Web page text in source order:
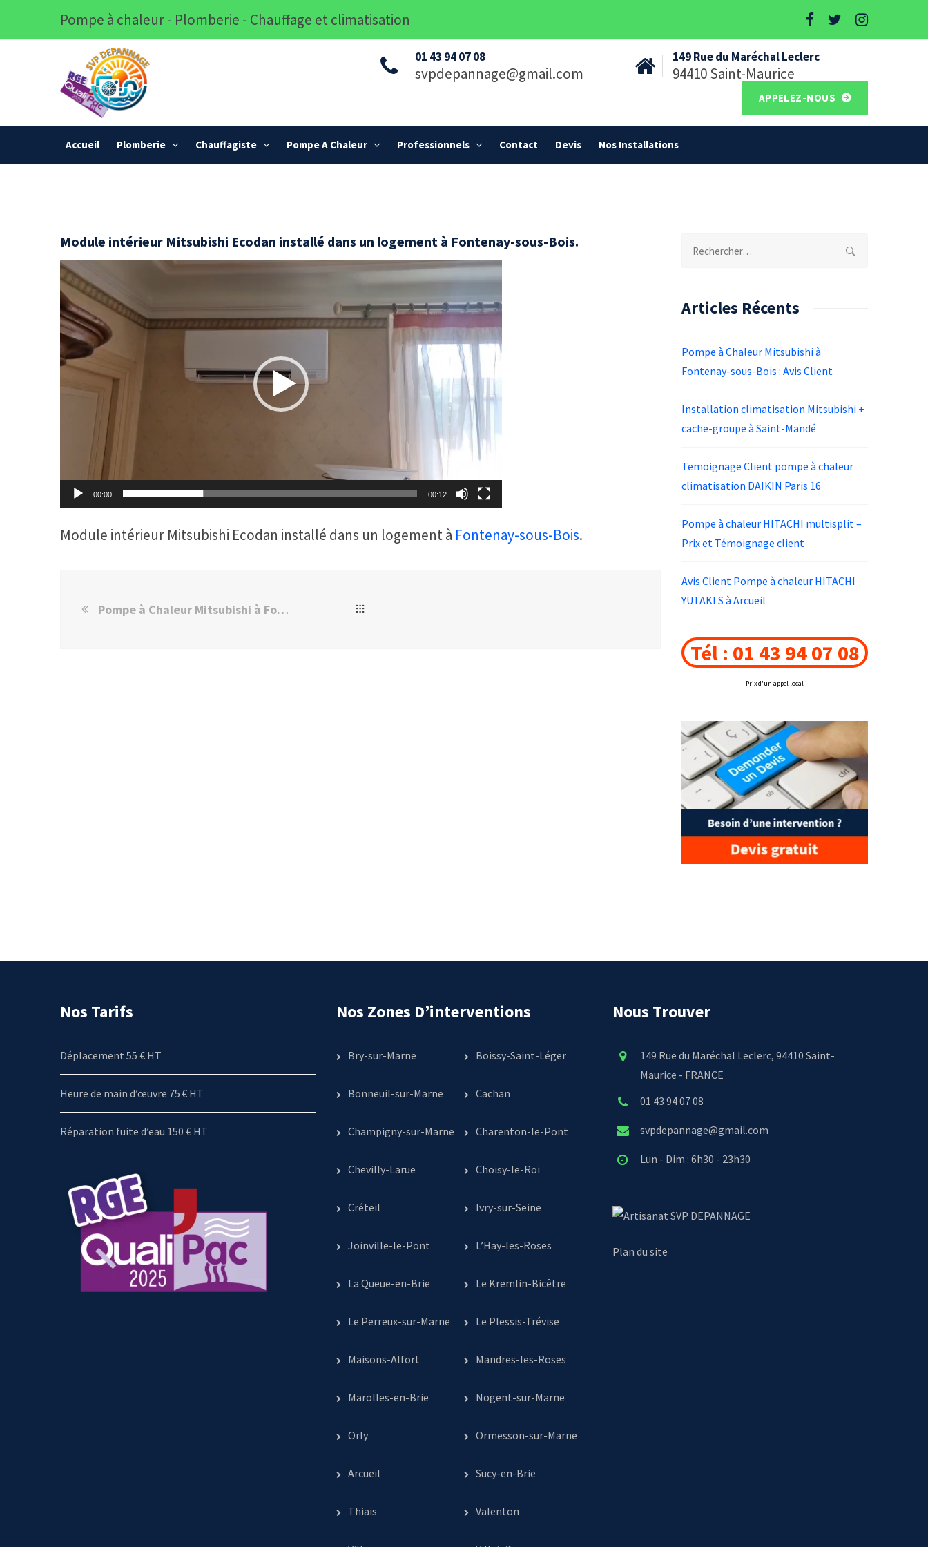
Pompe à chaleur - Plomberie - Chauffage et climatisation
01 43 94 07 08
svpdepannage@gmail.com
149 Rue du Maréchal Leclerc
94410 Saint-Maurice
APPELEZ-NOUS
Accueil Plomberie Chauffagiste Pompe A Chaleur Professionnels Contact Devis Nos Installations
Module intérieur Mitsubishi Ecodan installé dans un logement à Fontenay-sous-Bois.
Lecteur
vidéo
00:00 00:12
Module intérieur Mitsubishi Ecodan installé dans un logement à Fontenay-sous-Bois.
Pompe à Chaleur Mitsubishi à Fontenay-sous-Bois : Avis Client
Rechercher :
Articles Récents
Pompe à Chaleur Mitsubishi à
Fontenay-sous-Bois : Avis Client
Installation climatisation Mitsubishi +
cache-groupe à Saint-Mandé
Temoignage Client pompe à chaleur
climatisation DAIKIN Paris 16
Pompe à chaleur HITACHI multisplit –
Prix et Témoignage client
Avis Client Pompe à chaleur HITACHI
YUTAKI S à Arcueil
Tél : 01 43 94 07 08
Prix d'un appel local
Nos Tarifs
Déplacement 55 € HT
Heure de main d’œuvre 75 € HT
Réparation fuite d’eau 150 € HT
Nos Zones D’interventions
Bry-sur-Marne Boissy-Saint-Léger
Bonneuil-sur-Marne Cachan
Champigny-sur-Marne Charenton-le-Pont
Chevilly-Larue Choisy-le-Roi
Créteil Ivry-sur-Seine
Joinville-le-Pont L’Haÿ-les-Roses
La Queue-en-Brie Le Kremlin-Bicêtre
Le Perreux-sur-Marne Le Plessis-Trévise
Maisons-Alfort Mandres-les-Roses
Marolles-en-Brie Nogent-sur-Marne
Orly Ormesson-sur-Marne
Arcueil Sucy-en-Brie
Thiais Valenton
Nous Trouver
149 Rue du Maréchal Leclerc, 94410 Saint-
Maurice - FRANCE
01 43 94 07 08
svpdepannage@gmail.com
Lun - Dim : 6h30 - 23h30
SVP DEPANNAGE
Plan du site